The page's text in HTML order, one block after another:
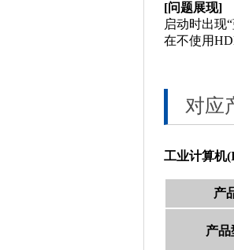
[问题展现]
启动时出现
在不使用
对应
工业计算机
产
产品